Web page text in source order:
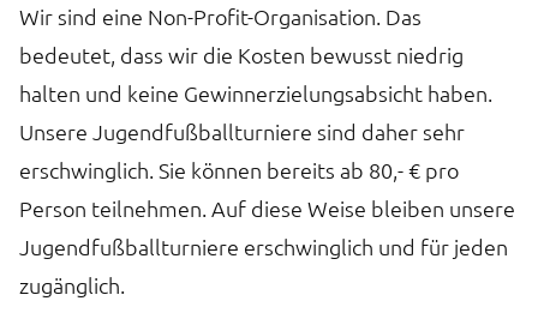
Wir sind eine Non-Profit-Organisation. Das
bedeutet, dass wir die Kosten bewusst niedrig
halten und keine Gewinnerzielungsabsicht haben.
Unsere Jugendfußballturniere sind daher sehr
erschwinglich. Sie können bereits ab 80,- € pro
Person teilnehmen. Auf diese Weise bleiben unsere
Jugendfußballturniere erschwinglich und für jeden
zugänglich.